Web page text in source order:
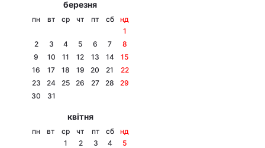
березня
пн вт ср чт пт сб
нд
1
2
3 4 5 6 7
8
9
10 11 12 13 14
15
16
17 18 19 20 21
22
23
24 25 26 27 28
29
30
31
квітня
пн вт ср чт пт сб
нд
1
2 3 4
5